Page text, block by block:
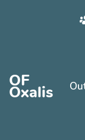
Aller au
OF
Oxalis